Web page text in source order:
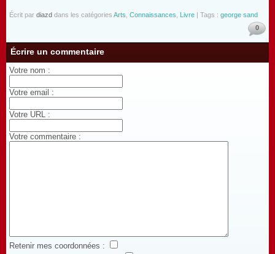
Écrit par diazd dans les catégories Arts Connaissances Livre | Tags : george sand
0
Écrire un commentaire
Votre nom :
Votre email :
Votre URL :
Votre commentaire :
Retenir mes coordonnées :